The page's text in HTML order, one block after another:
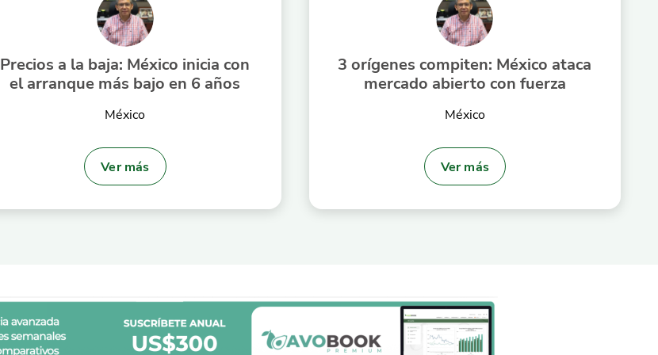
Precios a la baja: México inicia con
el arranque más bajo en 6 años
México
Ver más
3 orígenes compiten: México ataca
mercado abierto con fuerza
México
Ver más